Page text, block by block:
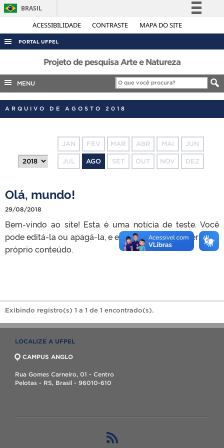
ACESSIBILIDADE CONTRASTE MAPA DO SITE
BRASIL
Simplifique!
Legislação
Canais
PORTAL UFPEL
ACESSO À INFORMAÇÃO
AUDITORIA
COBALTO
CONCURSOS
OUVIDORIA
TELEFONES
Projeto de pesquisa Arte e Natureza
MENU
ARQUIVO DE AGOSTO 2018
JAN FEV MAR ABR MAI JUN
JUL AGO SET OUT NOV DEZ
Olá, mundo!
29/08/2018
Bem-vindo ao site! Esta é uma notícia de teste. Você
pode editá-la ou apagá-la, e então começar a inserir seu
próprio conteúdo.
Exibindo registro(s) 1 a 1 de 1 encontrado(s).
LOCALIZE A UFPEL
CAMPUS ANGLO
Rua Gomes Carneiro, 01 - Centro
Pelotas - RS, Brasil - 96010-610